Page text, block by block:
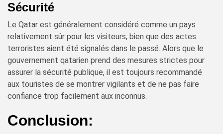
Sécurité
Le Qatar est généralement considéré comme un pays
relativement sûr pour les visiteurs, bien que des actes
terroristes aient été signalés dans le passé. Alors que le
gouvernement qatarien prend des mesures strictes pour
assurer la sécurité publique, il est toujours recommandé
aux touristes de se montrer vigilants et de ne pas faire
confiance trop facilement aux inconnus.
Conclusion: